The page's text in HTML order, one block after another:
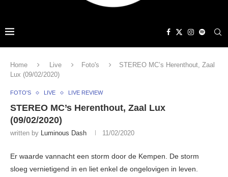
Home Live Foto's
STEREO MC’s Herenthout, Zaal
Lux (09/02/2020)
FOTO'S LIVE LIVE REVIEW
STEREO MC’s Herenthout, Zaal Lux
(09/02/2020)
written by Luminous Dash 11/02/2020
Er waarde vannacht een storm door de Kempen. De storm
sloeg vernietigend in en liet enkel de ongelovigen in leven.